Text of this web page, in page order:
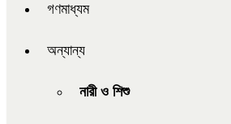
গণমাধ্যম
অন্যান্য
নারী ও শিশু